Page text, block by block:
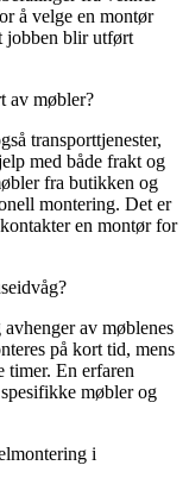
å velge en montør
jobben blir utført
av møbler?
transporttjenester,
med både frakt og
fra butikken og
montering. Det er
en montør for
av møblenes
på kort tid, mens
timer. En erfaren
møbler og
i